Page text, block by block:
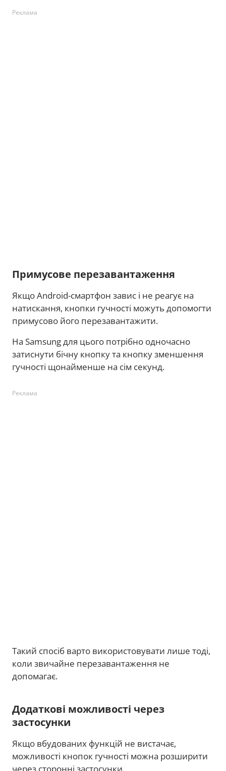
Реклама
Примусове перезавантаження
Якщо Android-смартфон завис і не реагує на
натискання, кнопки гучності можуть допомогти
примусово його перезавантажити.
На Samsung для цього потрібно одночасно
затиснути бічну кнопку та кнопку зменшення
гучності щонайменше на сім секунд.
Реклама
Такий спосіб варто використовувати лише тоді,
коли звичайне перезавантаження не
допомагає.
Додаткові можливості через
застосунки
Якщо вбудованих функцій не вистачає,
можливості кнопок гучності можна розширити
через сторонні застосунки.